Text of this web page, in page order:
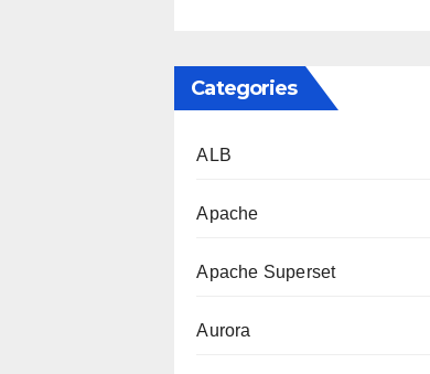
Categories
ALB
Apache
Apache Superset
Aurora